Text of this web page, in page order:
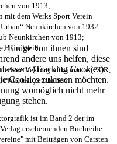
Einige von ihnen sind
andere uns helfen, diese
(Tracking Cookies).
Cookies zulassen möchten.
womöglich nicht mehr
stehen.
von 1913;
mit dem Werks Sport Verein
Neunkirchen von 1932
Neunkirchen von 1913;
Blau-Weiß;
Vektorgrafikformate (CDR,
PNG, GIF) enthalten.
ist im Band 2 der im
erscheinenden Buchreihe
mit Beiträgen von Carsten